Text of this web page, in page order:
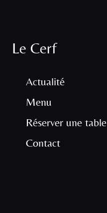
Le Cerf
Actualité
Menu
Réserver une table
Contact